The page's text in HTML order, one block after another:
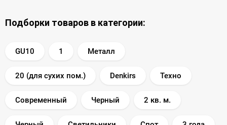
Подборки товаров в категории:
GU10 1 Металл
20 (для сухих пом.) Denkirs Техно
Современный Черный 2 кв. м.